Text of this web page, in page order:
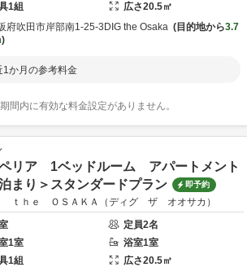
1組 広さ20.5㎡
府吹田市岸部南1-25-3 DIG the Osaka 目的地から3.7
1か月の参考料金
間内に有効な料金設定がありません。
リア 1ベッドルーム アパートメント
まり＞スタンダードプラン
即予約
ｔｈｅ ＯＳＡＫＡ（ディグ ザ オオサカ）
定員2名
1室 浴室1室
1組 広さ20.5㎡